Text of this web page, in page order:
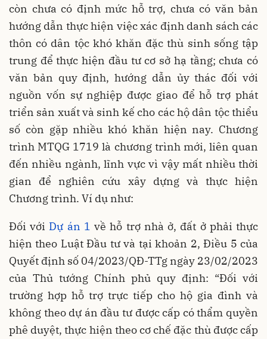
còn chưa có định mức hỗ trợ, chưa có văn bản
hướng dẫn thực hiện việc xác định danh sách các
thôn có dân tộc khó khăn đặc thù sinh sống tập
trung để thực hiện đầu tư cơ sở hạ tầng; chưa có
văn bản quy định, hướng dẫn ủy thác đối với
nguồn vốn sự nghiệp được giao để hỗ trợ phát
triển sản xuất và sinh kế cho các hộ dân tộc thiểu
số còn gặp nhiều khó khăn hiện nay. Chương
trình MTQG 1719 là chương trình mới, liên quan
đến nhiều ngành, lĩnh vực vì vậy mất nhiều thời
gian để nghiên cứu xây dựng và thực hiện
Chương trình. Ví dụ như:
Đối với Dự án 1 về hỗ trợ nhà ở, đất ở phải thực
hiện theo Luật Đầu tư và tại khoản 2, Điều 5 của
Quyết định số 04/2023/QĐ-TTg ngày 23/02/2023
của Thủ tướng Chính phủ quy định: “Đối với
trường hợp hỗ trợ trực tiếp cho hộ gia đình và
không theo dự án đầu tư được cấp có thẩm quyền
phê duyệt, thực hiện theo cơ chế đặc thù được cấp